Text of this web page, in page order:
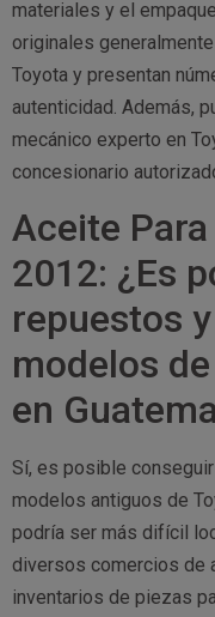
materiales y el
originales
Toyota y presentan
autenticidad. Además,
mecánico experto en
concesionario
Aceite
2012: ¿Es
repuestos
modelos
en
Sí, es posible
modelos antiguos de
podría ser más difícil
diversos comercios de
inventarios de piezas